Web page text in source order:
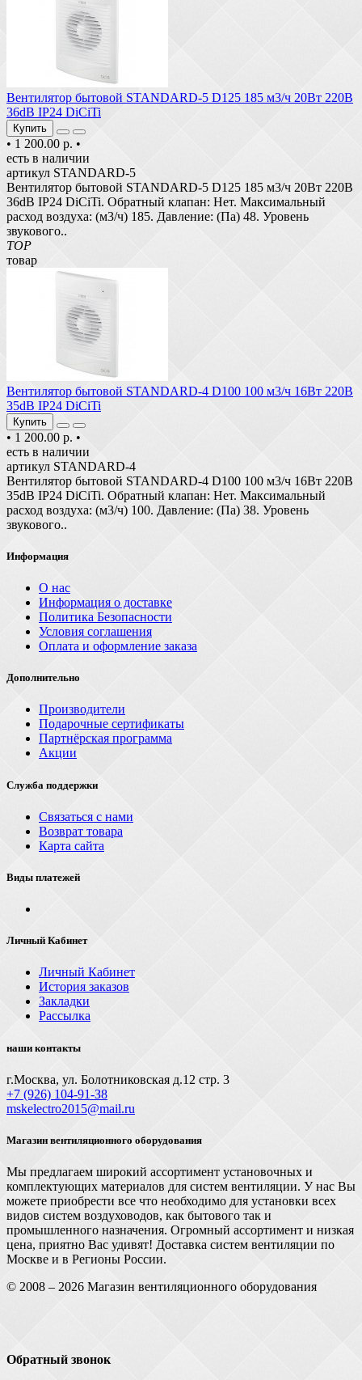
Вентилятор бытовой STANDARD-5 D125 185 м3/ч 20Вт 220В
36dB IP24 DiCiTi
Купить
• 1 200.00 р. •
есть в наличии
артикул STANDARD-5
Вентилятор бытовой STANDARD-5 D125 185 м3/ч 20Вт 220В
36dB IP24 DiCiTi. Обратный клапан: Нет. Максимальный
расход воздуха: (м3/ч) 185. Давление: (Па) 48. Уровень
звукового..
TOP
товар
Вентилятор бытовой STANDARD-4 D100 100 м3/ч 16Вт 220В
35dB IP24 DiCiTi
Купить
• 1 200.00 р. •
есть в наличии
артикул STANDARD-4
Вентилятор бытовой STANDARD-4 D100 100 м3/ч 16Вт 220В
35dB IP24 DiCiTi. Обратный клапан: Нет. Максимальный
расход воздуха: (м3/ч) 100. Давление: (Па) 38. Уровень
звукового..
Информация
О нас
Информация о доставке
Политика Безопасности
Условия соглашения
Оплата и оформление заказа
Дополнительно
Производители
Подарочные сертификаты
Партнёрская программа
Акции
Служба поддержки
Связаться с нами
Возврат товара
Карта сайта
Виды платежей
Личный Кабинет
Личный Кабинет
История заказов
Закладки
Рассылка
наши контакты
г.Москва, ул. Болотниковская д.12 стр. 3
+7 (926) 104-91-З8
mskelectro2015@mail.ru
Магазин вентиляционного оборудования
Мы предлагаем широкий ассортимент установочных и
комплектующих материалов для систем вентиляции. У нас Вы
можете приобрести все что необходимо для установки всех
видов систем воздуховодов, как бытового так и
промышленного назначения. Огромный ассортимент и низкая
цена, приятно Вас удивят! Доставка систем вентиляции по
Москве и в Регионы России.
© 2008 – 2026 Магазин вентиляционного оборудования
Обратный звонок